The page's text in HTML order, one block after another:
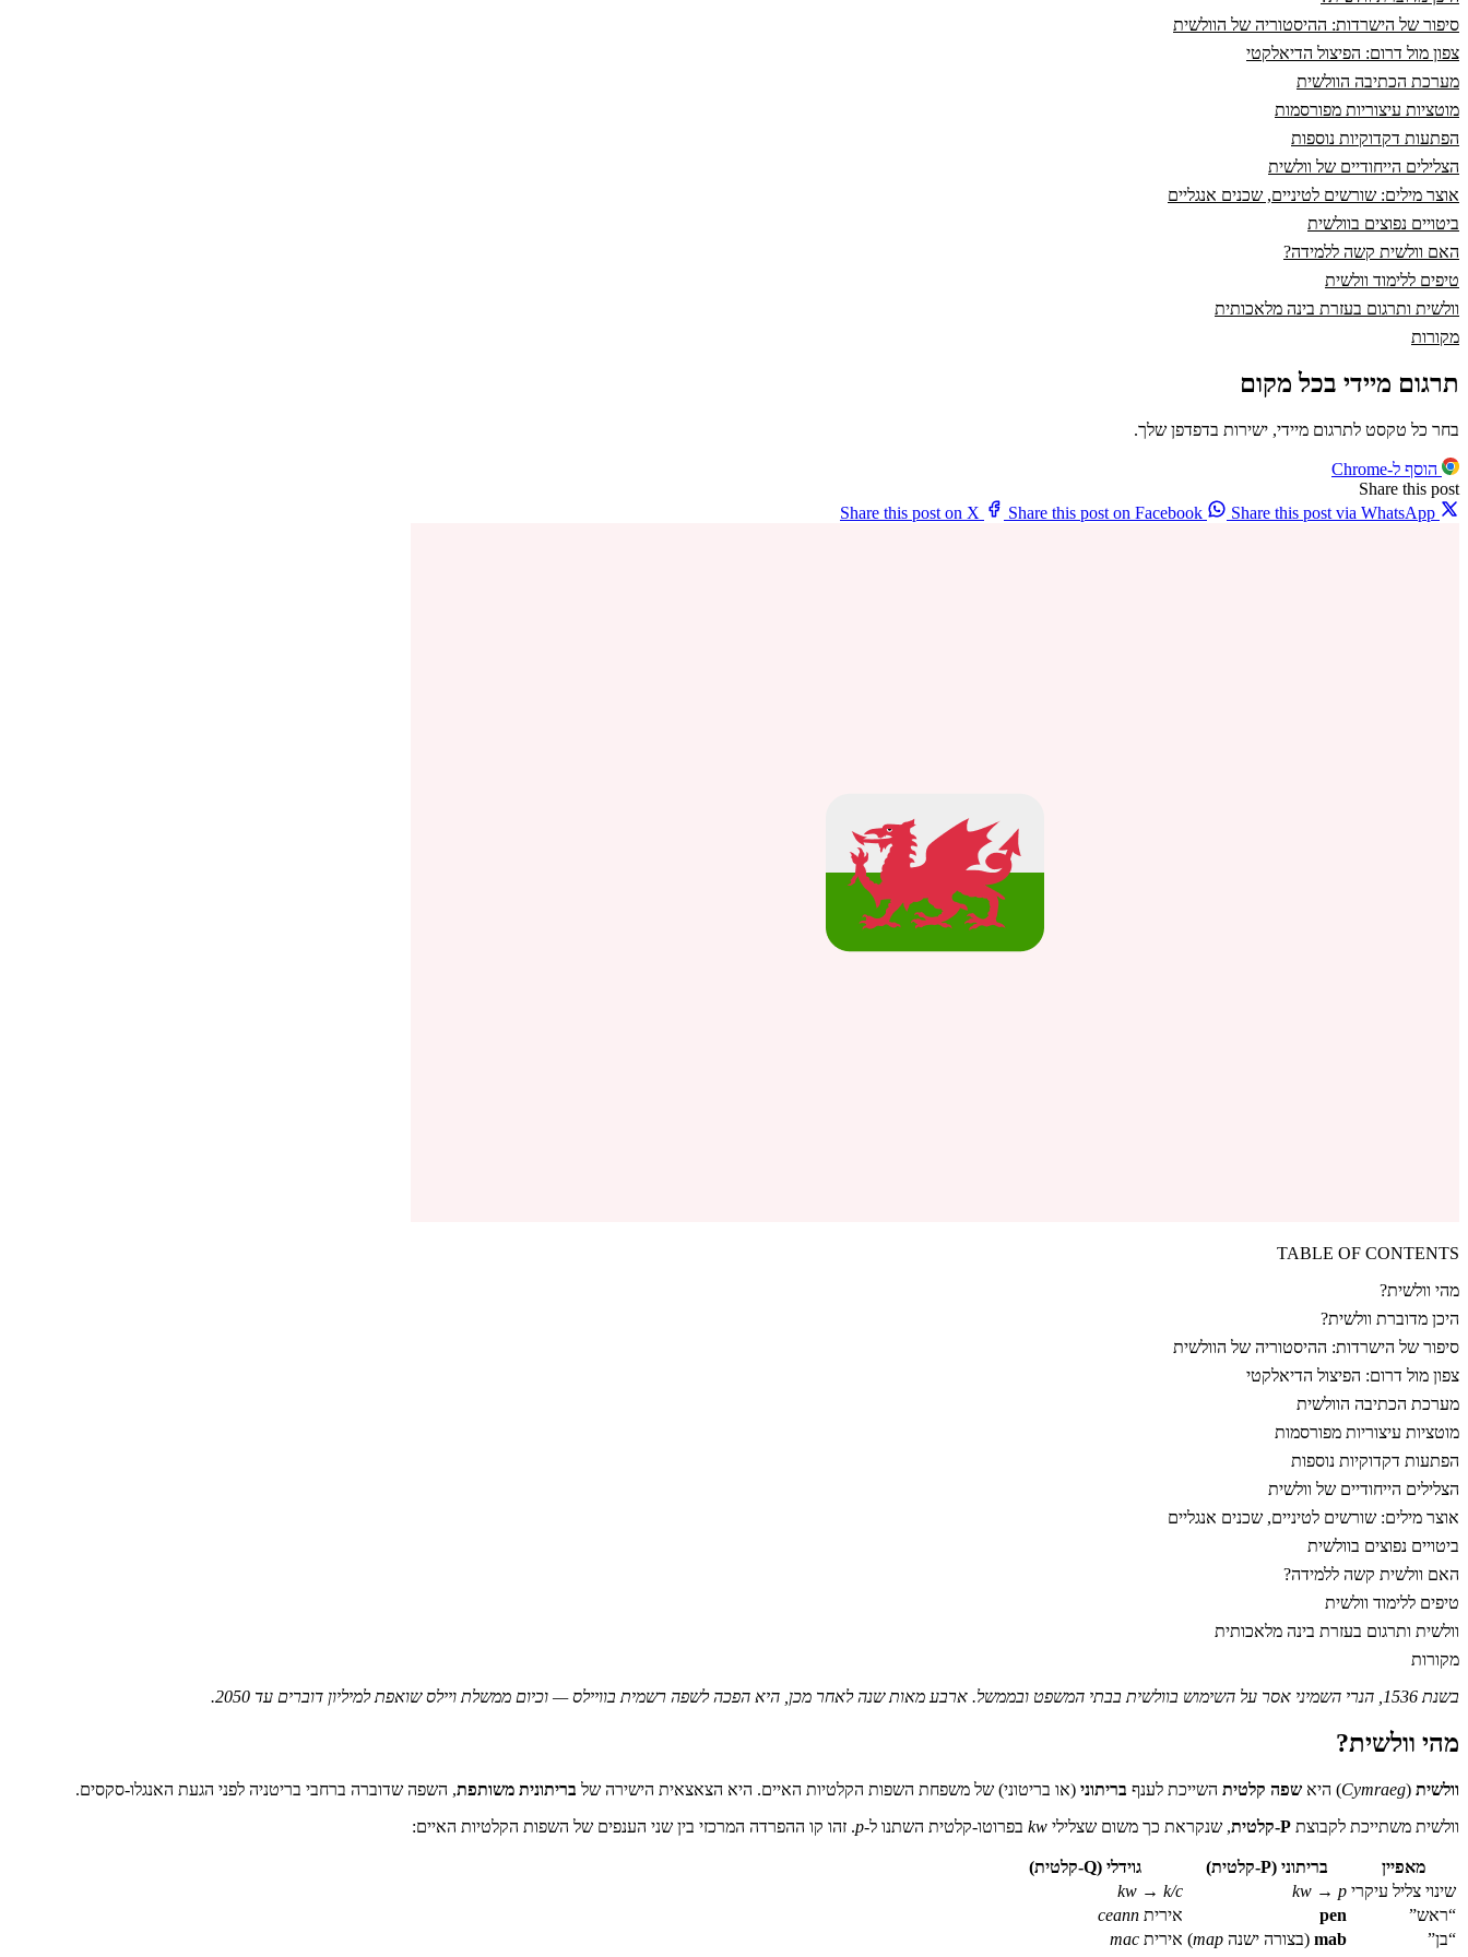
סיפור של הישרדות: ההיסטוריה של הוולשית
צפון מול דרום: הפיצול הדיאלקטי
מערכת הכתיבה הוולשית
מוטציות עיצוריות מפורסמות
הפתעות דקדוקיות נוספות
הצלילים הייחודיים של וולשית
אוצר מילים: שורשים לטיניים, שכנים אנגליים
ביטויים נפוצים בוולשית
האם וולשית קשה ללמידה?
טיפים ללימוד וולשית
וולשית ותרגום בעזרת בינה מלאכותית
מקורות
תרגום מיידי בכל מקום
בחר כל טקסט לתרגום מיידי, ישירות בדפדפן שלך.
הוסף ל-Chrome
Share this post
Share this post on X
Share this post on Facebook Share this post via WhatsApp
TABLE OF CONTENTS
מהי וולשית?
היכן מדוברת וולשית?
סיפור של הישרדות: ההיסטוריה של הוולשית
צפון מול דרום: הפיצול הדיאלקטי
מערכת הכתיבה הוולשית
מוטציות עיצוריות מפורסמות
הפתעות דקדוקיות נוספות
הצלילים הייחודיים של וולשית
אוצר מילים: שורשים לטיניים, שכנים אנגליים
ביטויים נפוצים בוולשית
האם וולשית קשה ללמידה?
טיפים ללימוד וולשית
וולשית ותרגום בעזרת בינה מלאכותית
מקורות
בשנת 1536, הנרי השמיני אסר על השימוש בוולשית בבתי המשפט ובממשל. ארבע מאות שנה לאחר מכן, היא הפכה לשפה רשמית בוויילס — וכיום ממשלת ויילס שואפת למיליון דוברים עד 2050.
מהי וולשית?
וולשית (
Cymraeg) היא שפה קלטית השייכת לענף בריתוני (או בריטוני) של משפחת השפות הקלטיות האיים. היא הצאצאית הישירה של בריתונית משותפת, השפה שדוברה ברחבי בריטניה לפני הגעת האנגלו-סקסים.
וולשית משתייכת לקבוצת P-קלטית , שנקראת כך משום שצלילי kw בפרוטו-קלטית השתנו ל-p. זהו קו ההפרדה המרכזי בין שני הענפים של השפות הקלטיות האיים:
מאפיין בריתוני (P-קלטית)
גוידלי (Q-קלטית)
שינוי צליל עיקרי kw → p
kw → k/c
“ראש”
pen אירית ceann
“בן”
mab (בצורה ישנה map
) אירית mac